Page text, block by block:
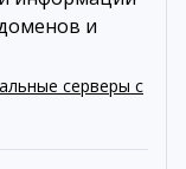
серверы c
и